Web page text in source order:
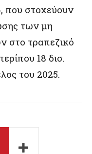
που στοχεύουν
των μη
στο τραπεζικό
18 δισ.
του 2025.